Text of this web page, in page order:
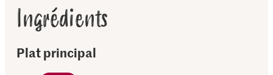
Ingrédients
Plat principal